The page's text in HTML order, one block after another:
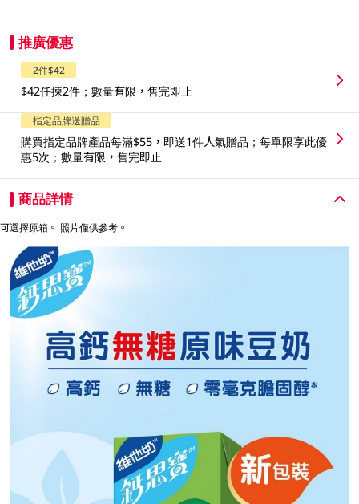
推廣優惠
2件$42
$42任揀2件；數量有限，售完即止
指定品牌送贈品
購買指定品牌產品每滿$55，即送1件人氣贈品；每單限享此優
惠5次；數量有限，售完即止
商品詳情
可選擇原箱。 照片僅供參考。